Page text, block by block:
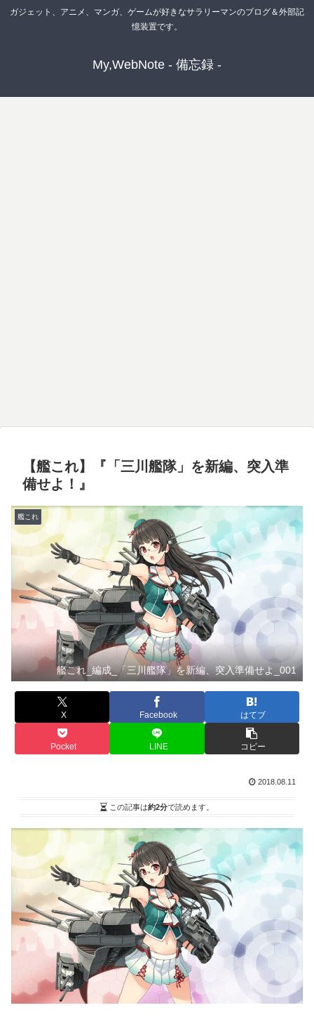
ガジェット、アニメ、マンガ、ゲームが好きなサラリーマンのブログ＆外部記
憶装置です。
My,WebNote - 備忘録 -
【艦これ】『「三川艦隊」を新編、突入準
備せよ！』
艦これ
艦これ_編成_「三川艦隊」を新編、突入準備せよ_001
X Facebook はてブ
Pocket LINE コピー
2018.08.11
この記事は約2分で読めます。